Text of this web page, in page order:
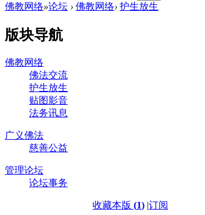
佛教网络»论坛 › 佛教网络› 护生放生
版块导航
佛教网络
佛法交流
护生放生
贴图影音
法务讯息
广义佛法
慈善公益
管理论坛
论坛事务
收藏本版 (1) |订阅